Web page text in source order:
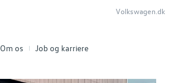
Om os Job og karriere
Volkswagen.dk